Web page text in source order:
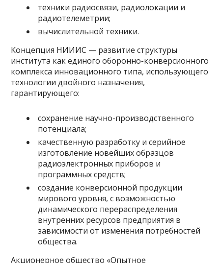
техники радиосвязи, радиолокации и
радиотелеметрии;
вычислительной техники.
Концепция НИИИС — развитие структуры
института как единого оборонно-конверсионного
комплекса инновационного типа, использующего
технологии двойного назначения,
гарантирующего:
сохранение научно-производственного
потенциала;
качественную разработку и серийное
изготовление новейших образцов
радиоэлектронных приборов и
программных средств;
создание конверсионной продукции
мирового уровня, с возможностью
динамического перераспределения
внутренних ресурсов предприятия в
зависимости от изменения потребностей
общества.
Акционерное общество «Опытное